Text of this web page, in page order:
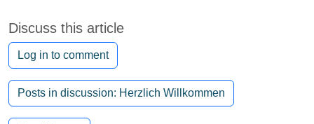
Discuss this article
Log in to comment
Posts in discussion: Herzlich Willkommen